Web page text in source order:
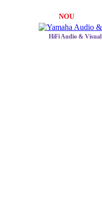
NOU
HiFi Audio & Visual